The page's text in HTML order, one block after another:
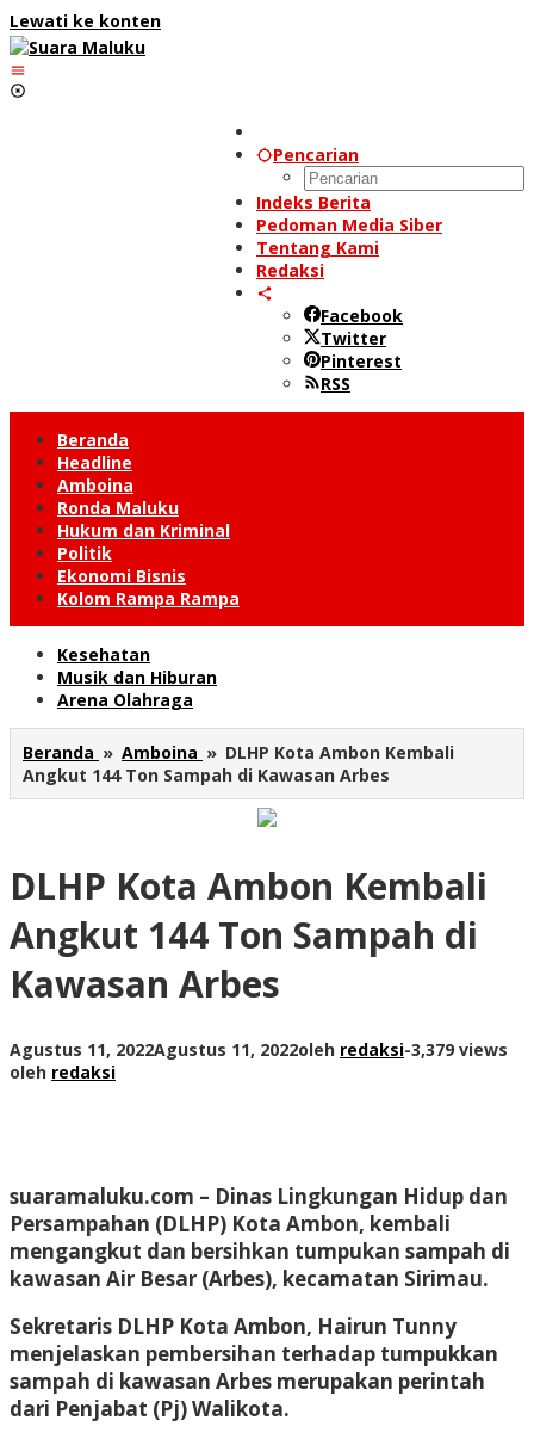
Lewati ke konten
Pencarian
Indeks Berita
Pedoman Media Siber
Tentang Kami
Redaksi
Facebook
Twitter
Pinterest
RSS
Beranda
Headline
Amboina
Ronda Maluku
Hukum dan Kriminal
Politik
Ekonomi Bisnis
Kolom Rampa Rampa
Kesehatan
Musik dan Hiburan
Arena Olahraga
Beranda » Amboina » DLHP Kota Ambon Kembali
Angkut 144 Ton Sampah di Kawasan Arbes
DLHP Kota Ambon Kembali
Angkut 144 Ton Sampah di
Kawasan Arbes
Agustus 11, 2022Agustus 11, 2022oleh redaksi-3,379 views
oleh redaksi
suaramaluku.com – Dinas Lingkungan Hidup dan
Persampahan (DLHP) Kota Ambon, kembali
mengangkut dan bersihkan tumpukan sampah di
kawasan Air Besar (Arbes), kecamatan Sirimau.
Sekretaris DLHP Kota Ambon, Hairun Tunny
menjelaskan pembersihan terhadap tumpukkan
sampah di kawasan Arbes merupakan perintah
dari Penjabat (Pj) Walikota.